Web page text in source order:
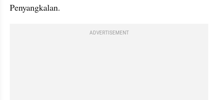
Penyangkalan.
ADVERTISEMENT